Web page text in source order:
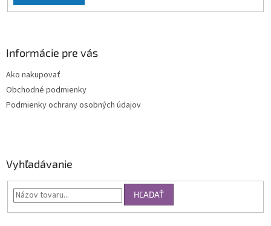
Informácie pre vás
Ako nakupovať
Obchodné podmienky
Podmienky ochrany osobných údajov
Vyhľadávanie
HĽADAŤ